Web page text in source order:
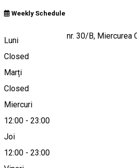
Weekly Schedule
Luni
Closed
Marți
Closed
Miercuri
12:00 - 23:00
Joi
12:00 - 23:00
Bulevardul Frăției nr. 30/B, Miercurea
Hartă